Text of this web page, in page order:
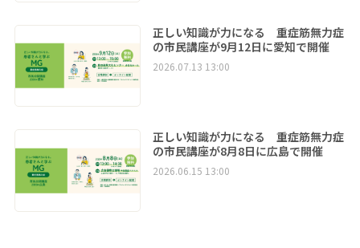
正しい知識が力になる 重症筋無力症
の市民講座が9月12日に愛知で開催
2026.07.13 13:00
正しい知識が力になる 重症筋無力症
の市民講座が8月8日に広島で開催
2026.06.15 13:00